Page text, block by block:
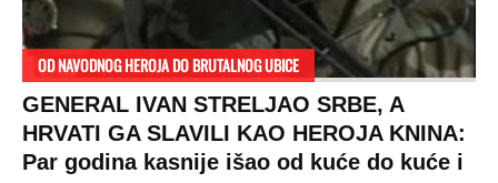
OD NAVODNOG HEROJA DO BRUTALNOG UBICE
GENERAL IVAN STRELJAO SRBE, A
HRVATI GA SLAVILI KAO HEROJA KNINA:
Par godina kasnije išao od kuće do kuće i